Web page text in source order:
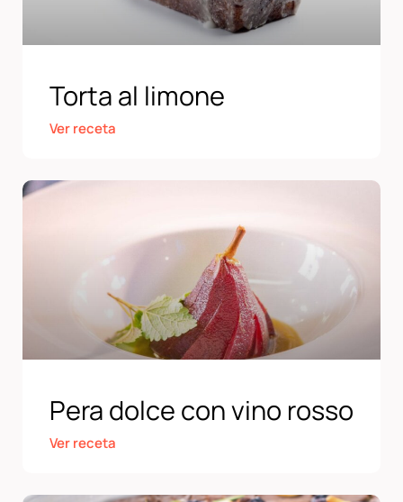
Torta al limone
Ver receta
Pera dolce con vino rosso
Ver receta